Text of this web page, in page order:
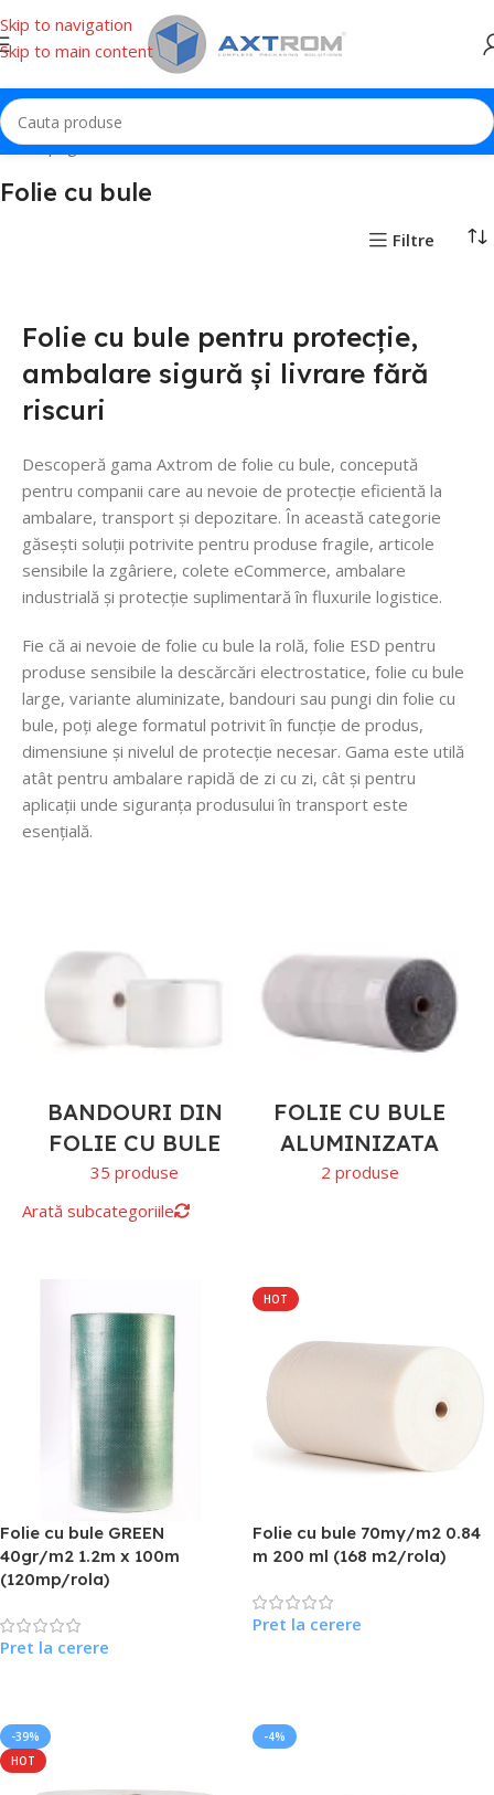
Skip to navigation
Skip to main content
Prima pagină Folie cu bule
Folie cu bule
Filtre
Folie cu bule pentru protecție,
ambalare sigură și livrare fără
riscuri
Descoperă gama Axtrom de folie cu bule, concepută
pentru companii care au nevoie de protecție eficientă la
ambalare, transport și depozitare. În această categorie
găsești soluții potrivite pentru produse fragile, articole
sensibile la zgâriere, colete eCommerce, ambalare
industrială și protecție suplimentară în fluxurile logistice.
Fie că ai nevoie de folie cu bule la rolă, folie ESD pentru
produse sensibile la descărcări electrostatice, folie cu bule
large, variante aluminizate, bandouri sau pungi din folie cu
bule, poți alege formatul potrivit în funcție de produs,
dimensiune și nivelul de protecție necesar. Gama este utilă
atât pentru ambalare rapidă de zi cu zi, cât și pentru
aplicații unde siguranța produsului în transport este
esențială.
BANDOURI DIN
FOLIE CU BULE
35 produse
FOLIE CU BULE
ALUMINIZATA
2 produse
Arată subcategoriile
Folie cu bule GREEN
40gr/m2 1.2m x 100m
(120mp/rola)
Pret la cerere
HOT
Folie cu bule 70my/m2 0.84
m 200 ml (168 m2/rola)
Pret la cerere
-39%
HOT
-4%